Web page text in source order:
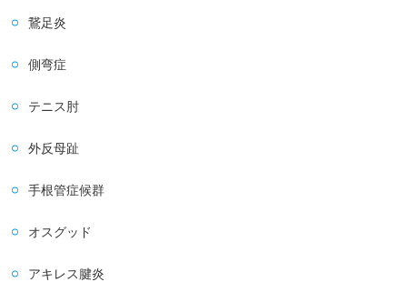
鵞足炎
側弯症
テニス肘
外反母趾
手根管症候群
オスグッド
アキレス腱炎